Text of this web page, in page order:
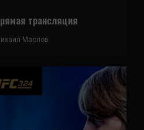
трансляция
Маслов